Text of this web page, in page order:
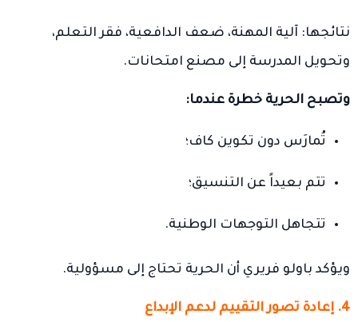
نتائجها: آلية المهنة، ضعف الدافعية، فقر التعلم،
وتحويل المدرسة إلى مصنع امتحانات.
وتصبح الحرية خطرة عندما:
تُمارَس دون تكوين كاف؛
تتم بعيداً عن التنسيق؛
تتجاهل التوجهات الوطنية.
ويؤكد باولو فريري أن الحرية تحتاج إلى مسؤولية.
4. إعادة تصور التقييم لدعم الإبداع